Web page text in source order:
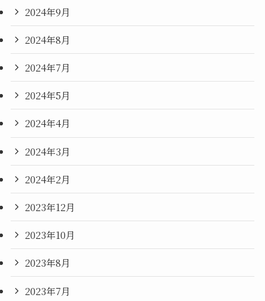
2024年9月
2024年8月
2024年7月
2024年5月
2024年4月
2024年3月
2024年2月
2023年12月
2023年10月
2023年8月
2023年7月